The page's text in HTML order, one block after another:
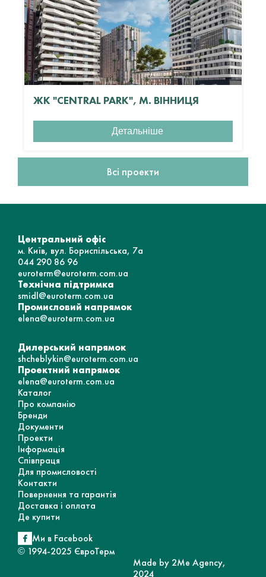
ЖК "CENTRAL PARK", М. ВІННИЦЯ
Детальніше
Всі проекти
Центральний офіс
м. Київ, вул. Бориспільська, 7а
044 290 86 96
euroterm@euroterm.com.ua
Технічна підтримка
smidl@euroterm.com.ua
Промисловий напрямок
elena@euroterm.com.ua
Дилерський напрямок
shcheblykin@euroterm.com.ua
Проектний напрямок
elena@euroterm.com.ua
Каталог
Про компанію
Бренди
Документи
Проекти
Інформація
Співпраця
Для промисловості
Контакти
Повернення та гарантія
Доставка і оплата
Де купити
Ми в Facebook
© 1994-2025 ЄвроТерм
Made by 2Me Agency,
2024